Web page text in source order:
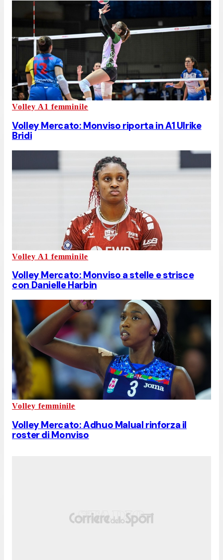
Volley A1 femminile
Volley Mercato: Monviso riporta in A1 Ulrike
Bridi
Volley A1 femminile
Volley Mercato: Monviso a stelle e strisce
con Danielle Harbin
Volley femminile
Volley Mercato: Adhuo Malual rinforza il
roster di Monviso